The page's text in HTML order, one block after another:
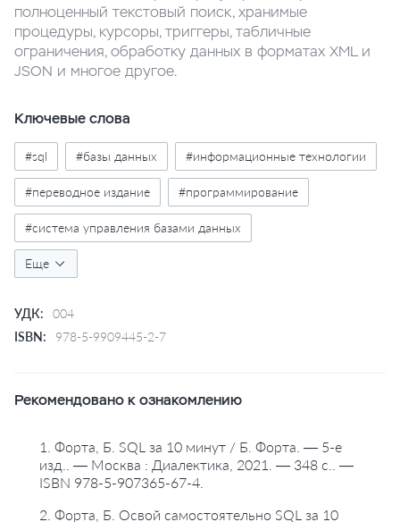
полноценный текстовый поиск, хранимые
процедуры, курсоры, триггеры, табличные
ограничения, обработку данных в форматах XML и
JSON и многое другое.
Ключевые слова
#sql #базы данных #информационные технологии
#переводное издание #программирование
#система управления базами данных
#языки программирования
Еще
УДК:
004
ISBN:
978-5-9909445-2-7
Рекомендовано к ознакомлению
1. Форта, Б. SQL за 10 минут / Б. Форта. — 5-е
изд.. — Москва : Диалектика, 2021. — 348 с.. —
ISBN 978-5-907365-67-4.
2. Форта, Б. Освой самостоятельно SQL за 10